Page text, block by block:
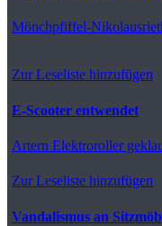
Mönchpfiffel-
Zur Leseliste hinzufügen
E-Scooter entwendet
Artern Elektroroller
Zur Leseliste hinzufügen
Vandalismus an